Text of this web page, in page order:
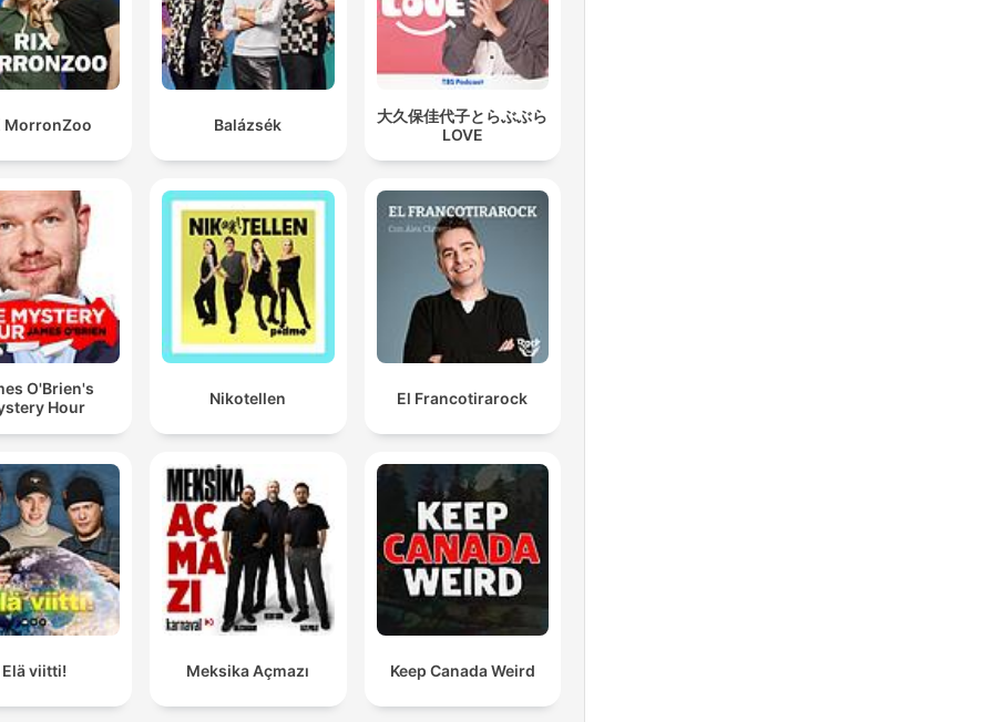
MorronZoo Balázsék
大久保佳代子とらぶぶら
LOVE
O'Brien's
Hour
Nikotellen El Francotirarock
Elä viitti! Meksika Açmazı Keep Canada Weird